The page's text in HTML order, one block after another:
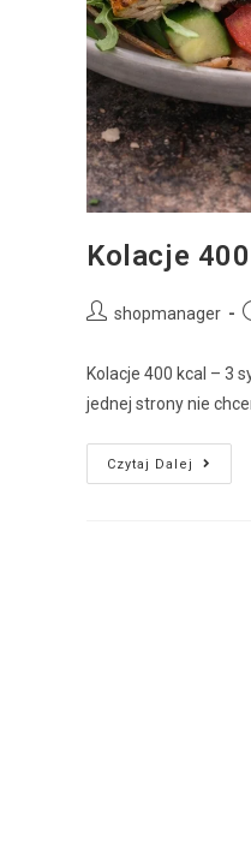
Kolacje
shopmanager
Kolacje 400 kcal – 3
jednej strony nie
Czytaj Dalej